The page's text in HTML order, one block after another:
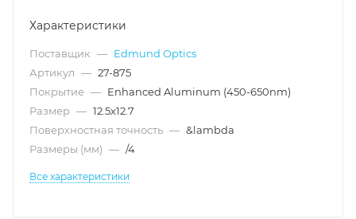
Характеристики
Поставщик — Edmund Optics
Артикул — 27-875
Покрытие — Enhanced Aluminum (450-650nm)
Размер — 12.5x12.7
Поверхностная точность — &lambda
Размеры (мм) — /4
Все характеристики